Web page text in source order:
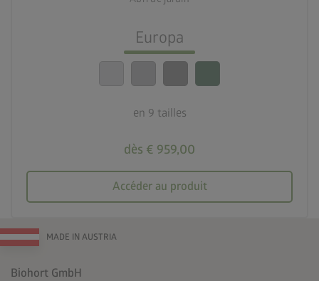
Europa
en 9 tailles
dès € 959,00
Accéder au produit
Le meilleur niveau de sécurité
calendar_month
MADE IN AUSTRIA
Biohort GmbH